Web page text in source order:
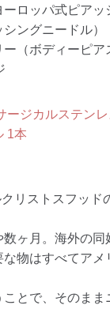
ロッパ式ピアッ
ングニードル）
（ボディーピア
リストスフッド
ヶ月。海外の同
物はすべてアメ
とで、そのまま